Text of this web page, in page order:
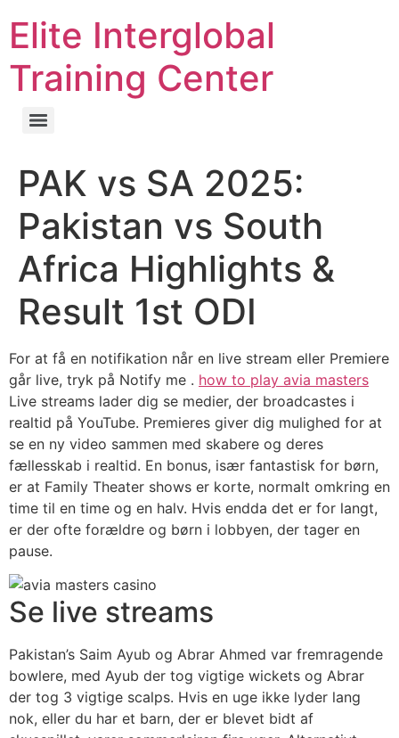
Elite Interglobal
Training Center
PAK vs SA 2025:
Pakistan vs South
Africa Highlights &
Result 1st ODI
For at få en notifikation når en live stream eller Premiere
går live, tryk på Notify me . how to play avia masters
Live streams lader dig se medier, der broadcastes i
realtid på YouTube. Premieres giver dig mulighed for at
se en ny video sammen med skabere og deres
fællesskab i realtid. En bonus, især fantastisk for børn,
er at Family Theater shows er korte, normalt omkring en
time til en time og en halv. Hvis endda det er for langt,
er der ofte forældre og børn i lobbyen, der tager en
pause.
Se live streams
Pakistan’s Saim Ayub og Abrar Ahmed var fremragende
bowlere, med Ayub der tog vigtige wickets og Abrar
der tog 3 vigtige scalps. Hvis en uge ikke lyder lang
nok, eller du har et barn, der er blevet bidt af